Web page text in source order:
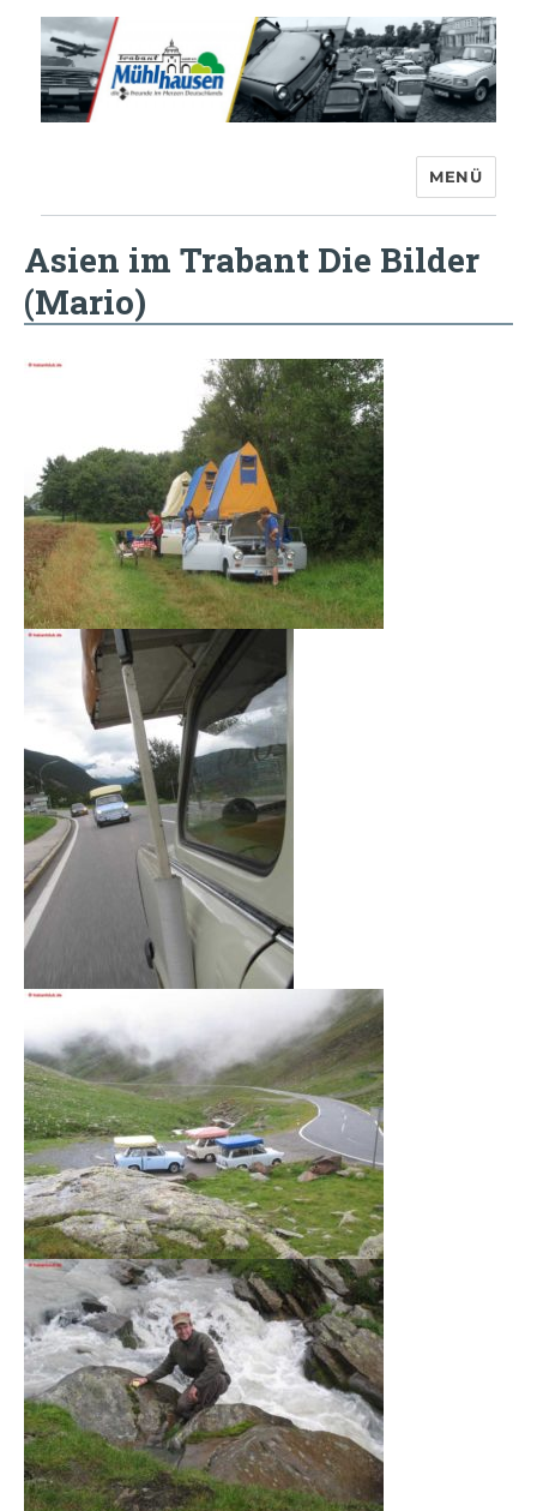
MENÜ
Asien im Trabant Die Bilder
(Mario)